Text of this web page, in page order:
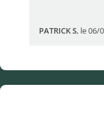
PATRICK S, le 06/